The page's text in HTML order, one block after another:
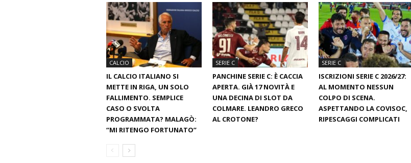
CALCIO
IL CALCIO ITALIANO SI
METTE IN RIGA, UN SOLO
FALLIMENTO. SEMPLICE
CASO O SVOLTA
PROGRAMMATA? MALAGÒ:
“MI RITENGO FORTUNATO”
SERIE C
PANCHINE SERIE C: È CACCIA
APERTA. GIÀ 17 NOVITÀ E
UNA DECINA DI SLOT DA
COLMARE. LEANDRO GRECO
AL CROTONE?
SERIE C
ISCRIZIONI SERIE C 2026/27:
AL MOMENTO NESSUN
COLPO DI SCENA.
ASPETTANDO LA COVISOC,
RIPESCAGGI COMPLICATI